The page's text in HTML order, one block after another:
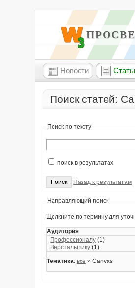
W3
Новости
Поиск статей:
Поиск по тексту
поиск в результатах
Назад к результатам
Направляющий поиск
Щелкните по термину для
Аудитория
Профессионалу (1)
Верстальщику (1)
Тематика:все » Canvas